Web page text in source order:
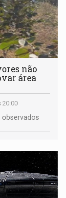
não
área
20:00